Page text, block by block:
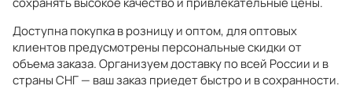
Доступна покупка в розницу и оптом, для оптовых
клиентов предусмотрены персональные скидки от
объема заказа. Организуем доставку по всей России и в
страны СНГ — ваш заказ приедет быстро и в сохранности.